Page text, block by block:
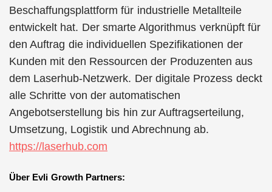
Beschaffungsplattform für industrielle Metallteile
entwickelt hat. Der smarte Algorithmus verknüpft für
den Auftrag die individuellen Spezifikationen der
Kunden mit den Ressourcen der Produzenten aus
dem Laserhub-Netzwerk. Der digitale Prozess deckt
alle Schritte von der automatischen
Angebotserstellung bis hin zur Auftragserteilung,
Umsetzung, Logistik und Abrechnung ab.
https://laserhub.com
Über Evli Growth Partners: